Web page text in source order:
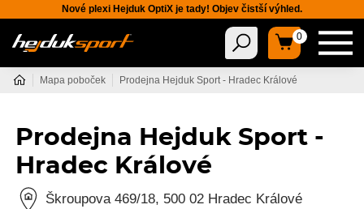
Nové plexi Hejduk OptiX je tady! Objev čistší výhled.
0
Mapa poboček Prodejna Hejduk Sport - Hradec Králové
Prodejna Hejduk Sport -
Hradec Králové
Škroupova 469/18, 500 02 Hradec Králové